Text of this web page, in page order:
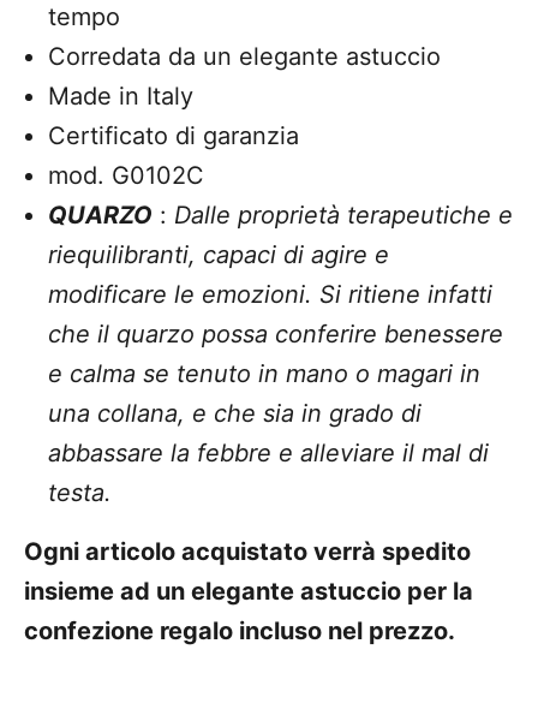
tempo
Corredata da un elegante astuccio
Made in Italy
Certificato di garanzia
mod. G0102C
QUARZO : Dalle proprietà terapeutiche e
riequilibranti, capaci di agire e
modificare le emozioni. Si ritiene infatti
che il quarzo possa conferire benessere
e calma se tenuto in mano o magari in
una collana, e che sia in grado di
abbassare la febbre e alleviare il mal di
testa.
Ogni articolo acquistato verrà spedito
insieme ad un elegante astuccio per la
confezione regalo incluso nel prezzo.